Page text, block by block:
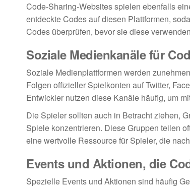
Code-Sharing-Websites spielen ebenfalls
entdeckte Codes auf diesen Plattformen,
Codes überprüfen, bevor sie diese
Soziale Medienkanäle für
Soziale Medienplattformen werden
Folgen offizieller Spielkonten auf Twitter,
Entwickler nutzen diese Kanäle häufig, um
Die Spieler sollten auch in Betracht ziehen,
Spiele konzentrieren. Diese Gruppen teilen
eine wertvolle Ressource für Spieler, die
Events und Aktionen, die
Spezielle Events und Aktionen sind häufig